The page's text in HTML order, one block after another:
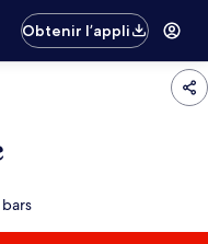
Obtenir l’appli